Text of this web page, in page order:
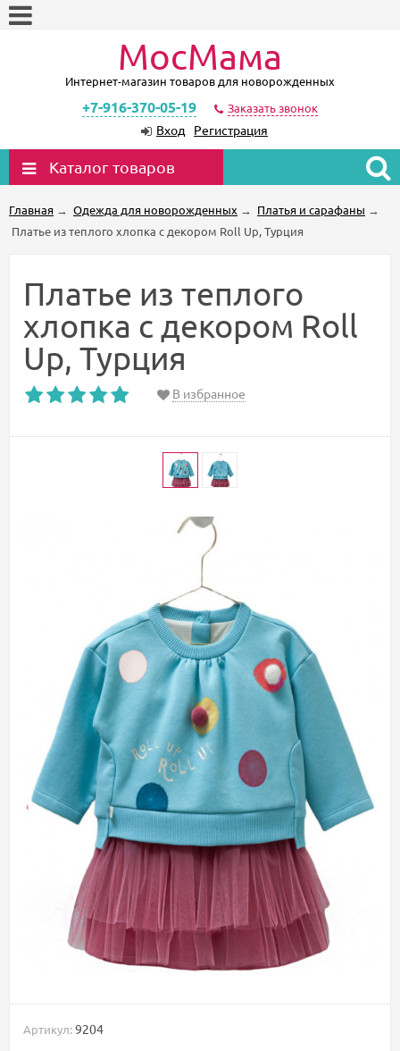
МосМама
Интернет-магазин товаров для новорожденных
+7-916-370-05-19 Заказать звонок
Вход Регистрация
Каталог товаров
Главная → Одежда для новорожденных → Платья и сарафаны →
Платье из теплого хлопка с декором Roll Up, Турция
Платье из теплого
хлопка с декором Roll
Up, Турция
В избранное
Артикул: 9204